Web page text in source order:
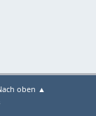
oben ▲